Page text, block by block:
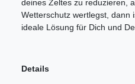
deines Zeltes zu reduzieren,
Wetterschutz wertlegst, dann
ideale Lösung für Dich und
Details